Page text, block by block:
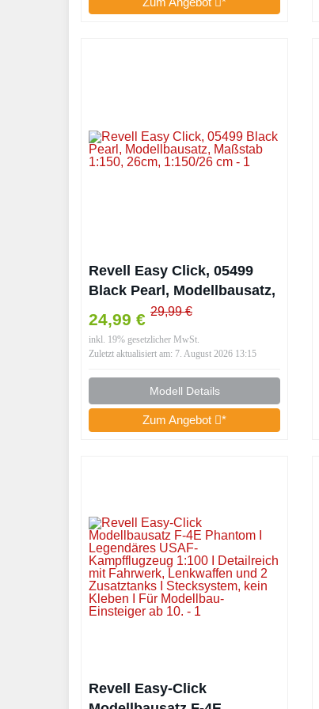
Revell Easy Click, 05499
Black Pearl, Modellbausatz,
Maßstab 1:150, 26cm,
1:150/26 cm
24,99 € 29,99 €
inkl. 19% gesetzlicher MwSt.
Zuletzt aktualisiert am: 7. August 2026 13:15
Modell Details
Zum Angebot *
Revell Easy-Click